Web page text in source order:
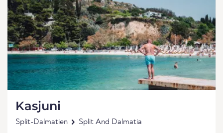
Kasjuni
Split-Dalmatien Split And Dalmatia